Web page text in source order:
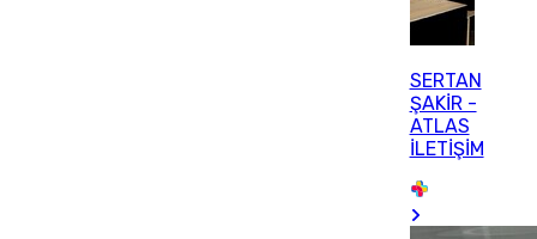
SERTAN
ŞAKİR -
ATLAS
İLETİŞİM